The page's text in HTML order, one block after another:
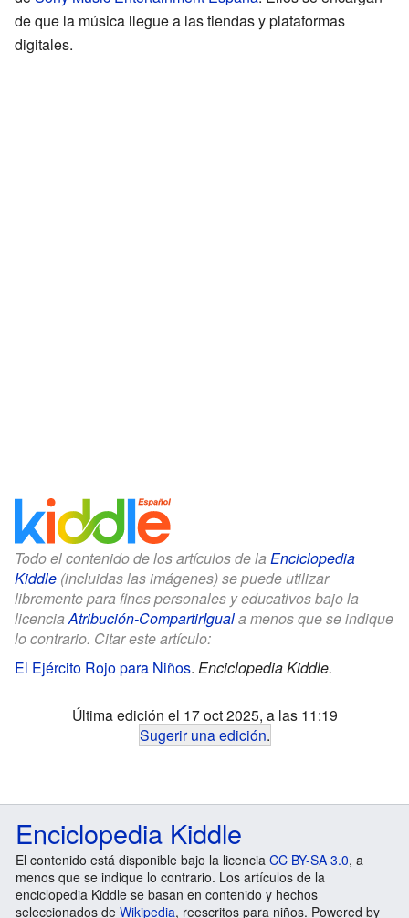
de que la música llegue a las tiendas y plataformas
digitales.
Todo el contenido de los artículos de la Enciclopedia
Kiddle (incluidas las imágenes) se puede utilizar
libremente para fines personales y educativos bajo la
licenciaAtribución-CompartirIguala menos que se indique
lo contrario. Citar este artículo:
El Ejército Rojo para Niños. Enciclopedia Kiddle.
Última edición el 17 oct 2025, a las 11:19
Sugerir una edición.
Enciclopedia Kiddle
El contenido está disponible bajo la licencia CC BY-SA 3.0, a
menos que se indique lo contrario. Los artículos de la
enciclopedia Kiddle se basan en contenido y hechos
seleccionados de Wikipedia, reescritos para niños. Powered by